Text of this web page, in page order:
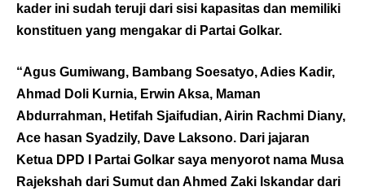
kader ini sudah teruji dari sisi kapasitas dan memiliki
konstituen yang mengakar di Partai Golkar.
“Agus Gumiwang, Bambang Soesatyo, Adies Kadir,
Ahmad Doli Kurnia, Erwin Aksa, Maman
Abdurrahman, Hetifah Sjaifudian, Airin Rachmi Diany,
Ace hasan Syadzily, Dave Laksono. Dari jajaran
Ketua DPD I Partai Golkar saya menyorot nama Musa
Rajekshah dari Sumut dan Ahmed Zaki Iskandar dari